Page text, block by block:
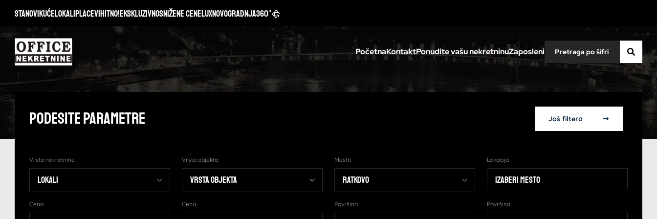
StanoviKućeLokaliPlaceviHitno!EkskluzivnoSnižene ceneLuxNovogradnja360°
PočetnaKontaktPonudite vašu nekretninuZaposleni
Podesite Parametre Još filtera
Vrsta nekretnine Vrsta objekta Mesto Lokacija
Izaberi mesto
Cena Cena Površina Površina